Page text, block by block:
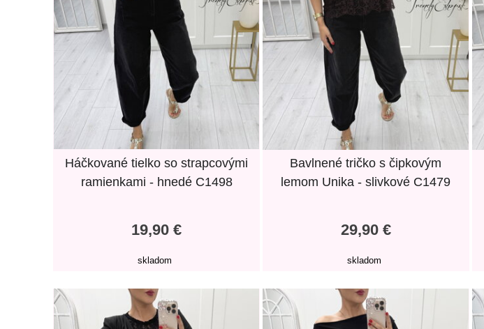
Háčkované tielko so strapcovými
ramienkami - hnedé C1498
19,90 €
skladom
Bavlnené tričko s čipkovým
lemom Unika - slivkové C1479
29,90 €
skladom